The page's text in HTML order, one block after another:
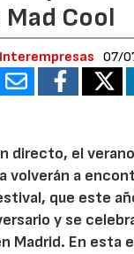
Cool
07/
directo, el
volverán a
que este
y se
Madrid. En esta